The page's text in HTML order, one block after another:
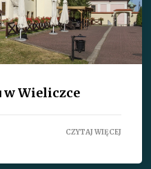
w Wieliczce
CZYTAJ WIĘCEJ